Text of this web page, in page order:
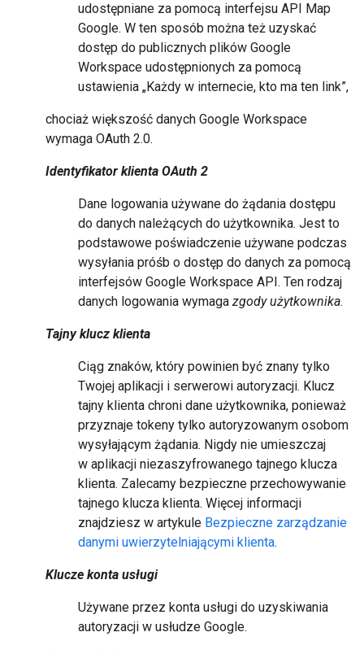
udostępniane za pomocą interfejsu API Map
Google. W ten sposób można też uzyskać
dostęp do publicznych plików Google
Workspace udostępnionych za pomocą
ustawienia „Każdy w internecie, kto ma ten link”,
chociaż większość danych Google Workspace
wymaga OAuth 2.0.
Identyfikator klienta OAuth 2
Dane logowania używane do żądania dostępu
do danych należących do użytkownika. Jest to
podstawowe poświadczenie używane podczas
wysyłania próśb o dostęp do danych za pomocą
interfejsów Google Workspace API. Ten rodzaj
danych logowania wymaga zgody użytkownika.
Tajny klucz klienta
Ciąg znaków, który powinien być znany tylko
Twojej aplikacji i serwerowi autoryzacji. Klucz
tajny klienta chroni dane użytkownika, ponieważ
przyznaje tokeny tylko autoryzowanym osobom
wysyłającym żądania. Nigdy nie umieszczaj
w aplikacji niezaszyfrowanego tajnego klucza
klienta. Zalecamy bezpieczne przechowywanie
tajnego klucza klienta. Więcej informacji
znajdziesz w artykule Bezpieczne zarządzanie
danymi uwierzytelniającymi klienta.
Klucze konta usługi
Używane przez konta usługi do uzyskiwania
autoryzacji w usłudze Google.